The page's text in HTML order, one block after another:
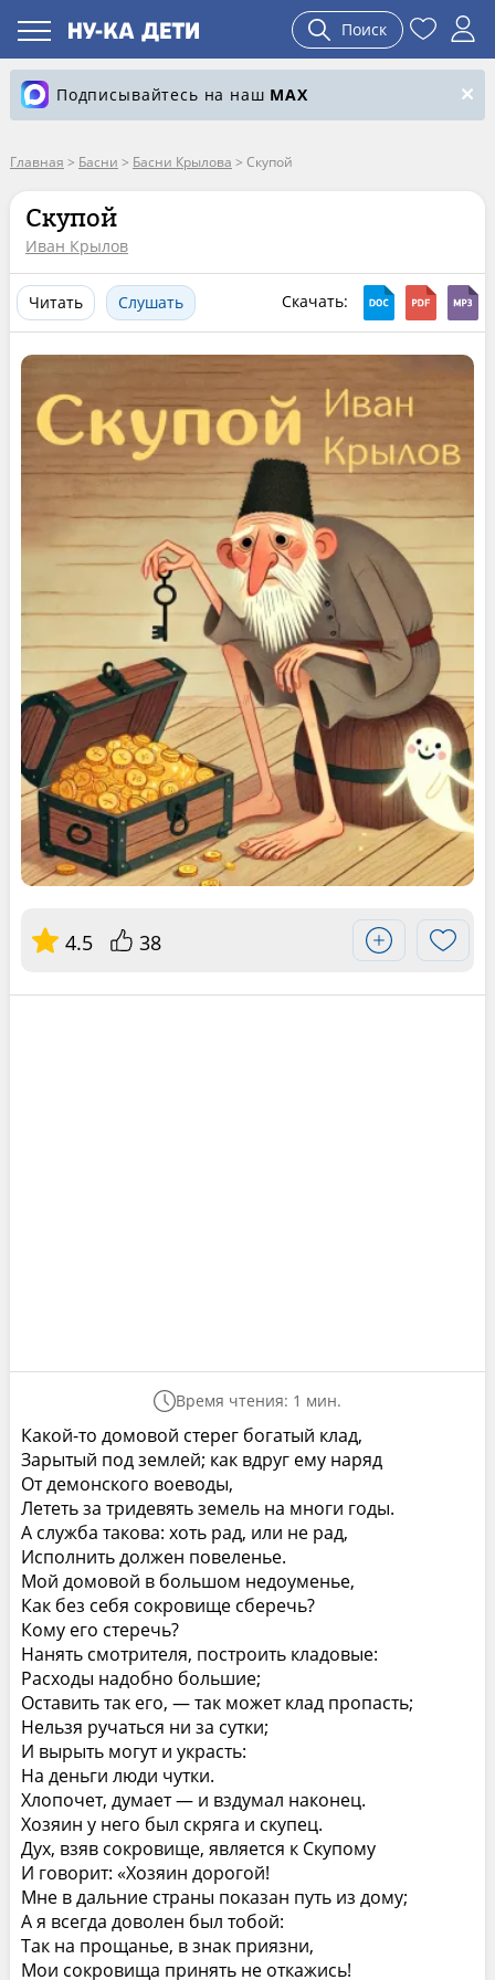
Поиск
Подписывайтесь на наш MAX
Главная > Басни > Басни Крылова > Скупой
Скупой
Иван Крылов
Читать Слушать Скачать:
4.5 38
Время чтения: 1 мин.
Какой-то домовой стерег богатый клад,
Зарытый под землей; как вдруг ему наряд
От демонского воеводы,
Лететь за тридевять земель на многи годы.
А служба такова: хоть рад, или не рад,
Исполнить должен повеленье.
Мой домовой в большом недоуменье,
Как без себя сокровище сберечь?
Кому его стеречь?
Нанять смотрителя, построить кладовые:
Расходы надобно большие;
Оставить так его, — так может клад пропасть;
Нельзя ручаться ни за сутки;
И вырыть могут и украсть:
На деньги люди чутки.
Хлопочет, думает — и вздумал наконец.
Хозяин у него был скряга и скупец.
Дух, взяв сокровище, является к Скупому
И говорит: «Хозяин дорогой!
Мне в дальние страны показан путь из дому;
А я всегда доволен был тобой:
Так на прощанье, в знак приязни,
Мои сокровища принять не откажись!